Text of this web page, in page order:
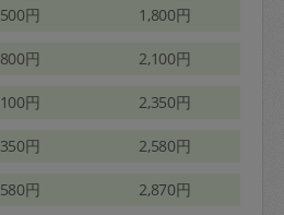
円 1,800円
円 2,100円
円 2,350円
円 2,580円
円 2,870円